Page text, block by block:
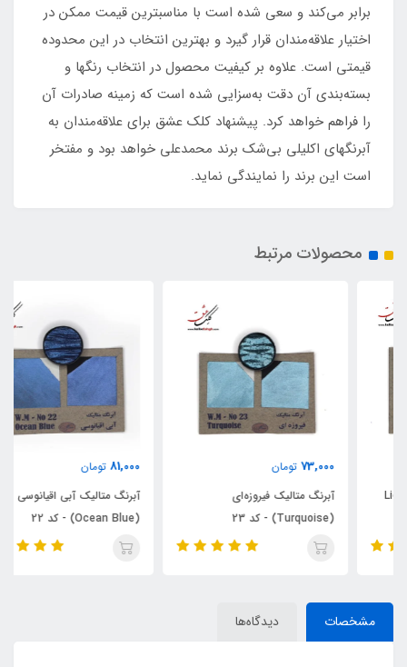
برابر می‌کند و سعی شده است با مناسبترین قیمت ممکن در
اختیار علاقه‌مندان قرار گیرد و بهترین انتخاب در این محدوده
قیمتی است. علاوه بر کیفیت محصول در انتخاب رنگها و
بسته‌بندی آن دقت به‌سزایی شده است که زمینه صادرات آن
را فراهم خواهد کرد. پیشنهاد کلک عشق برای علاقه‌مندان به
آبرنگهای اکلیلی بی‌شک برند محمدعلی خواهد بود و مفتخر
است این برند را نمایندگی نماید.
محصولات مرتبط
تومان
آبرنگ متالیک فیروزه‌ای
تومان
آبرنگ متالیک آبی اقیانوسی
مشخصات دیدگاه‌ها